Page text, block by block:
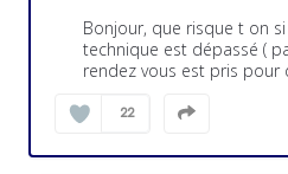
Bonjour, que risque t on
technique est dépassé (
rendez vous est pris pour
22